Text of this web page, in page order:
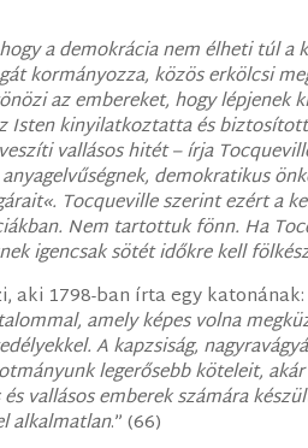
a demokrácia nem élheti túl a
kormányozza, közös erkölcsi
az embereket, hogy lépjenek
Isten kinyilatkoztatta és
vallásos hitét – írja
demokratikus
Tocqueville szerint ezért a
Nem tartottuk fönn. Ha
igencsak sötét időkre kell
aki 1798-ban írta egy katonának:
amely képes volna
A kapzsiság,
legerősebb köteleit,
vallásos emberek számára
alkalmatlan.” (66)